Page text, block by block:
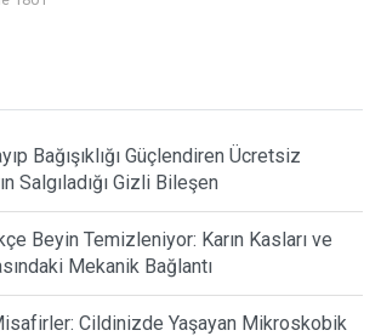
Bağışıklığı Güçlendiren Ücretsiz
Salgıladığı Gizli Bileşen
Beyin Temizleniyor: Karın Kasları ve
Mekanik Bağlantı
Cildinizde Yaşayan Mikroskobik